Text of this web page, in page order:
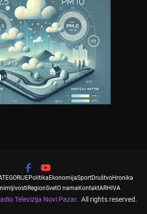
Politika EkonomijaSportDruštvoHronika
RegionSvetO nama KontaktARHIVA
Televizija Novi Pazar. All rights reserved.